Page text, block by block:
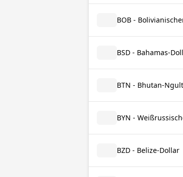
BOB -
BSD - Bahamas-
BTN - Bhutan-
BYN -
BZD - Belize-Dollar